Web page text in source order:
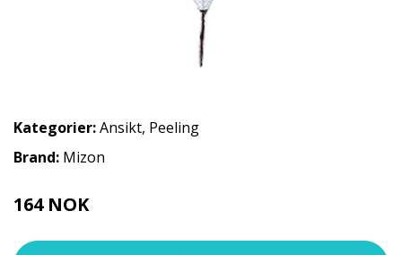
Kategorier:Ansikt, Peeling
Brand: Mizon
164 NOK